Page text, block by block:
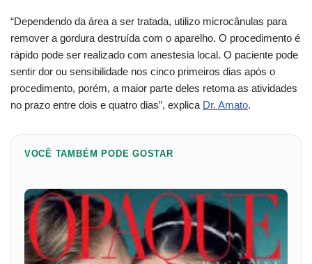
“Dependendo da área a ser tratada, utilizo microcânulas para
remover a gordura destruída com o aparelho. O procedimento é
rápido pode ser realizado com anestesia local. O paciente pode
sentir dor ou sensibilidade nos cinco primeiros dias após o
procedimento, porém, a maior parte deles retoma as atividades
no prazo entre dois e quatro dias”, explica Dr. Amato.
VOCÊ TAMBÉM PODE GOSTAR